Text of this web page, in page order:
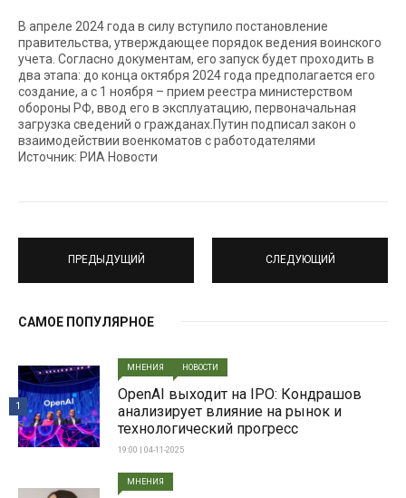
В апреле 2024 года в силу вступило постановление
правительства, утверждающее порядок ведения воинского
учета. Согласно документам, его запуск будет проходить в
два этапа: до конца октября 2024 года предполагается его
создание, а с 1 ноября – прием реестра министерством
обороны РФ, ввод его в эксплуатацию, первоначальная
загрузка сведений о гражданах.Путин подписал закон о
взаимодействии военкоматов с работодателями
Источник: РИА Новости
ПРЕДЫДУЩИЙ СЛЕДУЮЩИЙ
САМОЕ ПОПУЛЯРНОЕ
МНЕНИЯ НОВОСТИ
OpenAI выходит на IPO: Кондрашов
анализирует влияние на рынок и
технологический прогресс
19:00 | 04-11-2025
1
МНЕНИЯ